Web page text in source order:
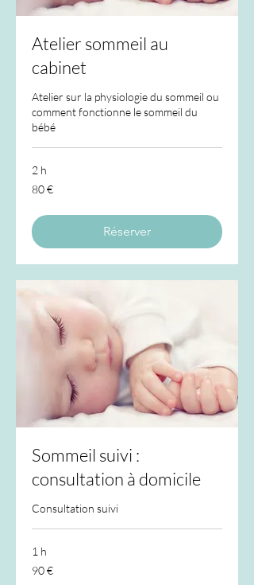
Atelier sommeil au
cabinet
Atelier sur la physiologie du sommeil ou
comment fonctionne le sommeil du
bébé
2 h
80
euros
80 €
Réserver
Sommeil suivi :
consultation à domicile
Consultation suivi
1 h
90
euros
90 €